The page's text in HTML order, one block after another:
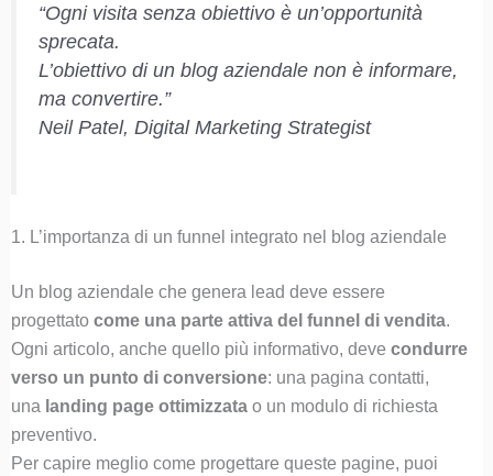
“Ogni visita senza obiettivo è un’opportunità
sprecata.
L’obiettivo di un blog aziendale non è informare,
ma convertire.”
Neil Patel, Digital Marketing Strategist
1. L’importanza di un funnel integrato nel blog aziendale
Un blog aziendale che genera lead deve essere
progettato come una parte attiva del funnel di vendita.
Ogni articolo, anche quello più informativo, deve condurre
verso un punto di conversione: una pagina contatti,
una landing page ottimizzatao un modulo di richiesta
preventivo.
Per capire meglio come progettare queste pagine, puoi